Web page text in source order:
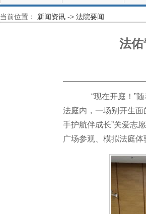
裁判文书 法律文库
当前位置： 新闻资讯 -> 法院要闻
法
“现在开庭！”
法庭内，一场别开生
手护航伴成长”关爱志
广场参观、模拟法庭体